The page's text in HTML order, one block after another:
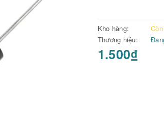
Kho hàng:
Thương hiệu:
1.500₫